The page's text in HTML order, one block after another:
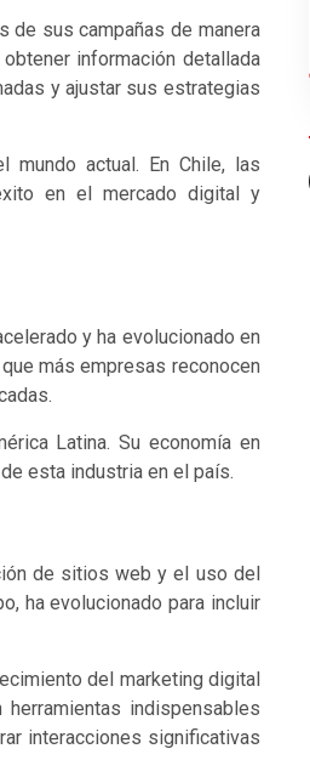
de sus campañas de manera
información detallada
y ajustar sus estrategias
mundo actual. En Chile, las
en el mercado digital y
y ha evolucionado en
más empresas reconocen
Latina. Su economía en
esta industria en el país.
de sitios web y el uso del
ha evolucionado para incluir
del marketing digital
indispensables
interacciones significativas